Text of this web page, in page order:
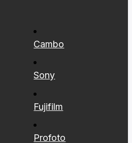
Cambo
Sony
Fujifilm
Profoto